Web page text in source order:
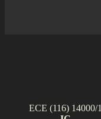
ECE (116) 14000/1